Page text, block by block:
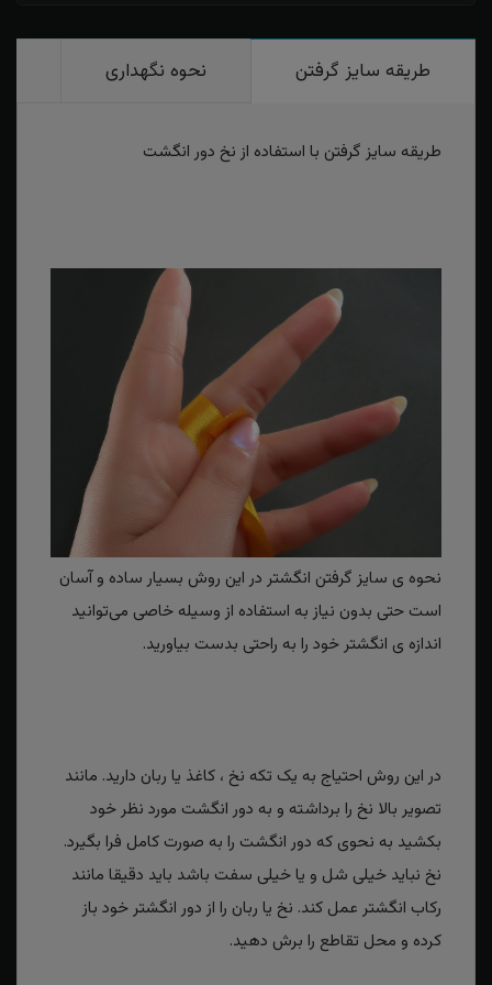
طریقه سایز گرفتن نحوه نگهداری
طریقه سایز گرفتن با استفاده از نخ دور انگشت
نحوه ی سایز گرفتن انگشتر در این روش بسیار ساده و آسان
است حتی بدون نیاز به استفاده از وسیله خاصی می‌توانید
اندازه ی انگشتر خود را به راحتی بدست بیاورید.
در این روش احتیاج به یک تکه نخ ، کاغذ یا ربان دارید. مانند
تصویر بالا نخ را برداشته و به دور انگشت مورد نظر خود
بکشید به نحوی که دور انگشت را به صورت کامل فرا بگیرد.
نخ نباید خیلی شل و یا خیلی سفت باشد باید دقیقا مانند
رکاب انگشتر عمل کند. نخ یا ربان را از دور انگشتر خود باز
کرده و محل تقاطع را برش دهید.